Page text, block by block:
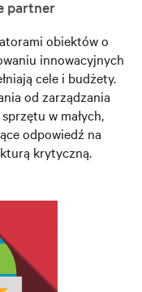
partner
obiektów o
innowacyjnych
cele i budżety.
od zarządzania
w małych,
odpowiedź na
krytyczną.